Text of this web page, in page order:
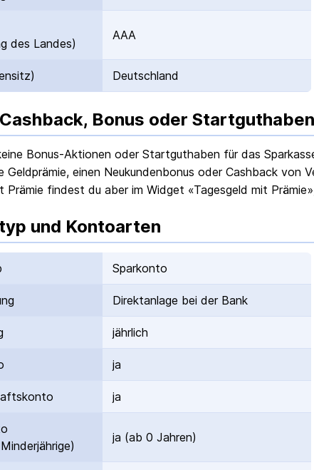
des Landes)
AAA
Deutschland
Bonus oder Startguthaben
Bonus-Aktionen oder Startguthaben für das
Geldprämie, einen Neukundenbonus oder Cashback
Prämie findest du aber im Widget «Tagesgeld mit
und Kontoarten
Sparkonto
Direktanlage bei der Bank
jährlich
ja
ja
ja (ab 0 Jahren)